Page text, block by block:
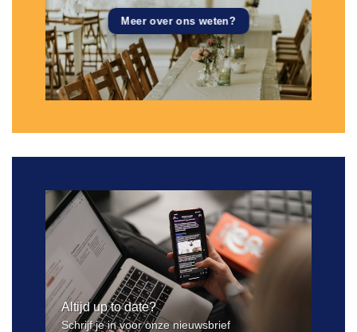
Meer over ons weten?
Altijd up to date?
Schrijf je in voor onze nieuwsbrief